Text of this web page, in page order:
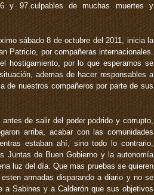
y 97.culpables de muchas muertes y
sábado 8 de octubre del 2011, inicia la
Patricio, por compañeras internacionales.
hostigamiento, por lo que esperamos se
ademas de hacer responsables a
de nuestros compañeros por parte de sus
de salir del poder podrido y corrupto,
arriba, acabar con las comunidades
estaban ahí, sino todo lo contrario,
Juntas de Buen Gobierno y la autonomía
luz del día. Que mas pruebas se quieren
armadas disparando a diario y no se
a Sabines y a Calderón que sus objetivos